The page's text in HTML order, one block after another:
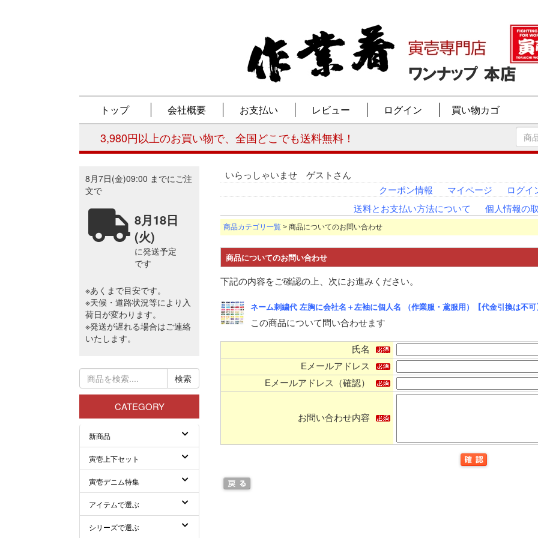
いらっしゃいませ ゲストさん
クーポン情報
マイページ
ログイ
送料とお支払い方法について
個人情報の
商品カテゴリ一覧 > 商品についてのお問い合わせ
商品についてのお問い合わせ
下記の内容をご確認の上、次にお進みください。
ネーム刺繍代 左胸に会社名＋左袖に個人名 （作業服・鳶服用）【代金引換は不可
この商品について問い合わせます
氏名
Eメールアドレス
Eメールアドレス（確認）
お問い合わせ内容